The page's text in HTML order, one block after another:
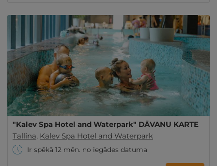
"Kalev Spa Hotel and Waterpark" DĀVANU KARTE
Tallina, Kalev Spa Hotel and Waterpark
Ir spēkā 12 mēn. no iegādes datuma